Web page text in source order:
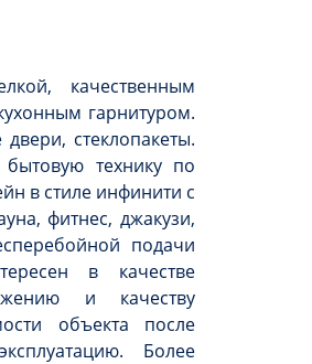
качественным
гарнитуром.
стеклопакеты.
технику по
в стиле инфинити с
фитнес, джакузи,
подачи
в качестве
и качеству
объекта после
Более